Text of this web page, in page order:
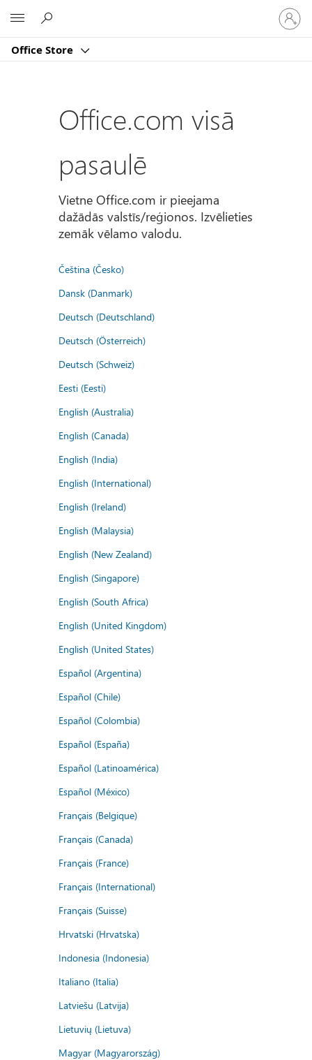
Office Store
savā
kontā
Office.com visā
pasaulē
Vietne Office.com ir pieejama
dažādās valstīs/reģionos. Izvēlieties
zemāk vēlamo valodu.
Čeština (Česko)
Dansk (Danmark)
Deutsch (Deutschland)
Deutsch (Österreich)
Deutsch (Schweiz)
Eesti (Eesti)
English (Australia)
English (Canada)
English (India)
English (International)
English (Ireland)
English (Malaysia)
English (New Zealand)
English (Singapore)
English (South Africa)
English (United Kingdom)
English (United States)
Español (Argentina)
Español (Chile)
Español (Colombia)
Español (España)
Español (Latinoamérica)
Español (México)
Français (Belgique)
Français (Canada)
Français (France)
Français (International)
Français (Suisse)
Hrvatski (Hrvatska)
Indonesia (Indonesia)
Italiano (Italia)
Latviešu (Latvija)
Lietuvių (Lietuva)
Magyar (Magyarország)